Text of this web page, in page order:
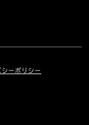
シーポリシー